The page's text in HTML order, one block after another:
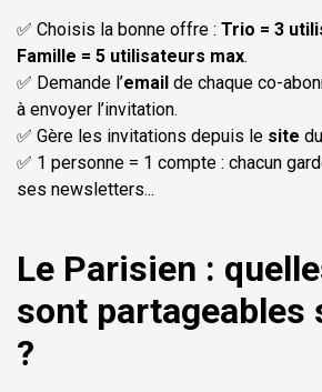
✅ Choisis la bonne offre : Trio = 3
Famille = 5 utilisateurs max.
✅ Demande l’email de chaque co-
à envoyer l’invitation.
✅ Gère les invitations depuis le site
✅ 1 personne = 1 compte : chacun
ses newsletters...
Le Parisien :
sont partageables
?